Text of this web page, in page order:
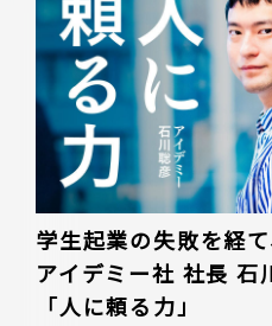
学生起業の失敗を経て
アイデミー社 社長 石
「人に頼る力」